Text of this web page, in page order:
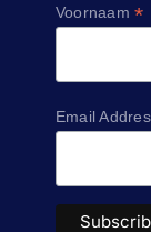
Voornaam*
Email